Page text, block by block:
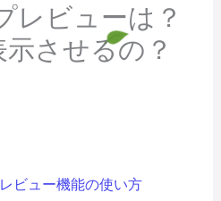
ビューは？
させるの？
ビュー機能の使い方